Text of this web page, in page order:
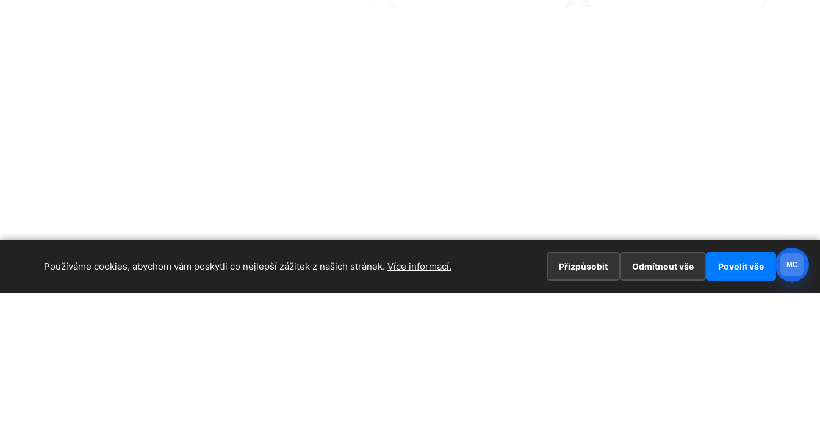
Používáme cookies, abychom vám poskytli co nejlepší zážitek z našich stránek. Více informací. Přizpůsobit Odmítnout vše Povolit vše MC